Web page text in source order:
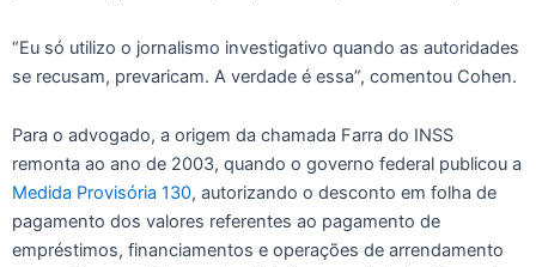
“Eu só utilizo o jornalismo investigativo quando as autoridades
se recusam, prevaricam. A verdade é essa”, comentou Cohen.
Para o advogado, a origem da chamada Farra do INSS
remonta ao ano de 2003, quando o governo federal publicou a
Medida Provisória 130, autorizando o desconto em folha de
pagamento dos valores referentes ao pagamento de
empréstimos, financiamentos e operações de arrendamento